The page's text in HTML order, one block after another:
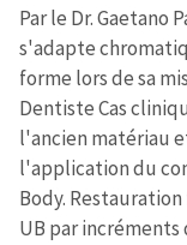
Par le Dr. Gaetano
s'adapte
forme lors de sa
Dentiste Cas
l'ancien matériau
l'application du
Body.
UB par incréments